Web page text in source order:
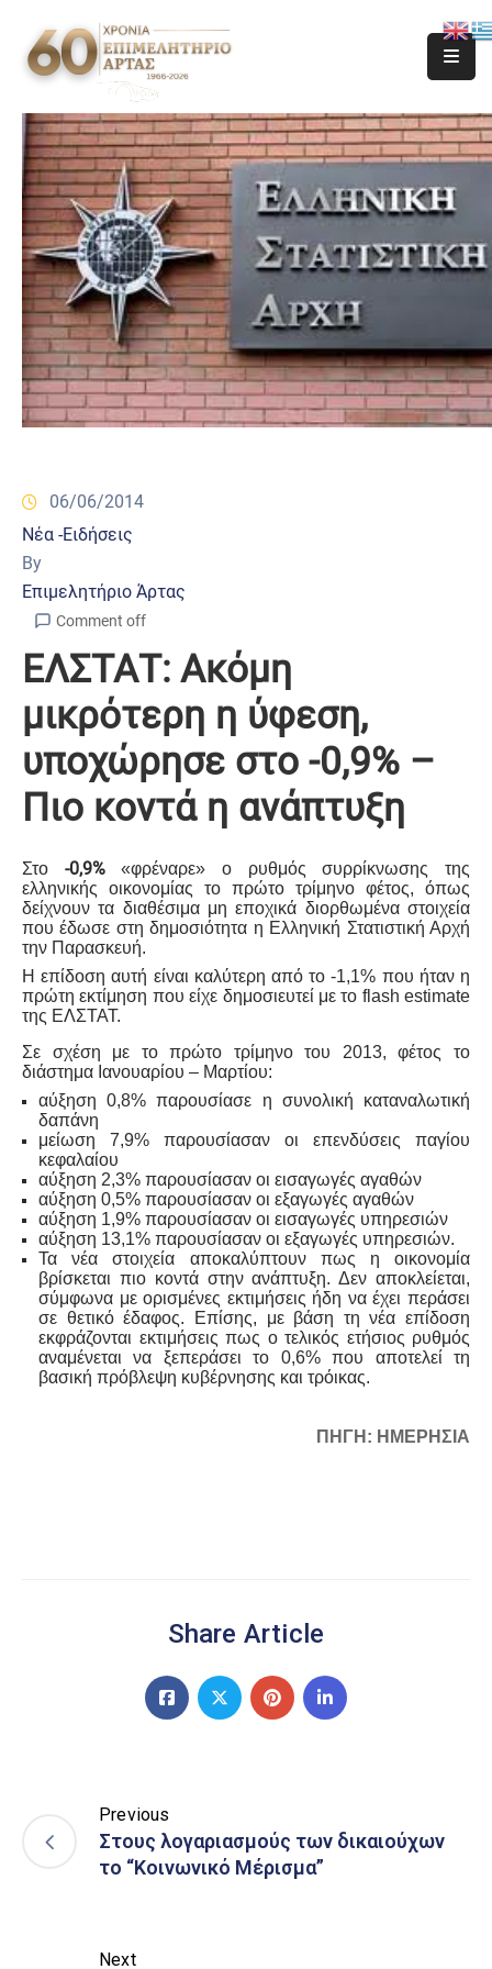
06/06/2014
Νέα -Ειδήσεις
By
Επιμελητήριο Άρτας
Comment off
ΕΛΣΤΑΤ: Ακόμη
μικρότερη η ύφεση,
υποχώρησε στο -0,9% –
Πιο κοντά η ανάπτυξη
Στο -0,9%«φρέναρε» ο ρυθμός συρρίκνωσης της
ελληνικής οικονομίας το πρώτο τρίμηνο φέτος, όπως
δείχνουν τα διαθέσιμα μη εποχικά διορθωμένα στοιχεία
που έδωσε στη δημοσιότητα η Ελληνική Στατιστική Αρχή
την Παρασκευή.
Η επίδοση αυτή είναι καλύτερη από το -1,1% που ήταν η
πρώτη εκτίμηση που είχε δημοσιευτεί με το flash estimate
της ΕΛΣΤΑΤ.
Σε σχέση με το πρώτο τρίμηνο του 2013, φέτος το
διάστημα Ιανουαρίου – Μαρτίου:
αύξηση 0,8% παρουσίασε η συνολική καταναλωτική
δαπάνη
μείωση 7,9% παρουσίασαν οι επενδύσεις παγίου
κεφαλαίου
αύξηση 2,3% παρουσίασαν οι εισαγωγές αγαθών
αύξηση 0,5% παρουσίασαν οι εξαγωγές αγαθών
αύξηση 1,9% παρουσίασαν οι εισαγωγές υπηρεσιών
αύξηση 13,1% παρουσίασαν οι εξαγωγές υπηρεσιών.
Τα νέα στοιχεία αποκαλύπτουν πως η οικονομία
βρίσκεται πιο κοντά στην ανάπτυξη. Δεν αποκλείεται,
σύμφωνα με ορισμένες εκτιμήσεις ήδη να έχει περάσει
σε θετικό έδαφος. Επίσης, με βάση τη νέα επίδοση
εκφράζονται εκτιμήσεις πως ο τελικός ετήσιος ρυθμός
αναμένεται να ξεπεράσει το 0,6% που αποτελεί τη
βασική πρόβλεψη κυβέρνησης και τρόικας.
ΠΗΓΗ: ΗΜΕΡΗΣΙΑ
Share Article
Previous
Στους λογαριασμούς των δικαιούχων
το “Κοινωνικό Μέρισμα”
Next